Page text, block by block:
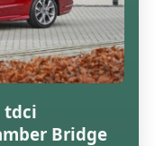
tdci
Bridge